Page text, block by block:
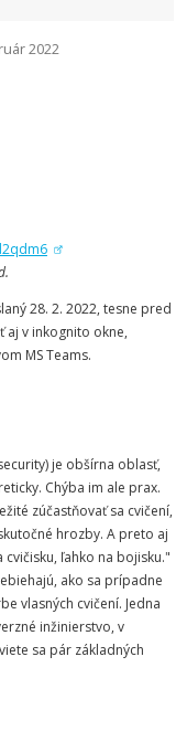
2022
28. 2. 2022, tesne pred
aj v inkognito okne,
MS Teams.
je obšírna oblasť,
Chýba im ale prax.
zúčastňovať sa cvičení,
hrozby. A preto aj
ľahko na bojisku."
ako sa prípadne
vlasných cvičení. Jedna
inžinierstvo, v
sa pár základných